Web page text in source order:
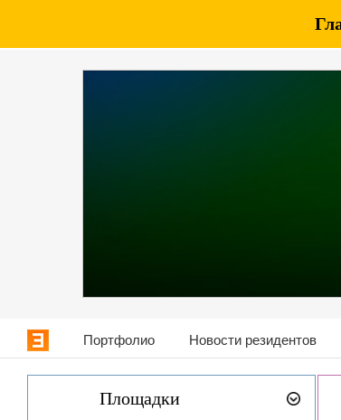
Портфолио Новости резидентов
Площадки